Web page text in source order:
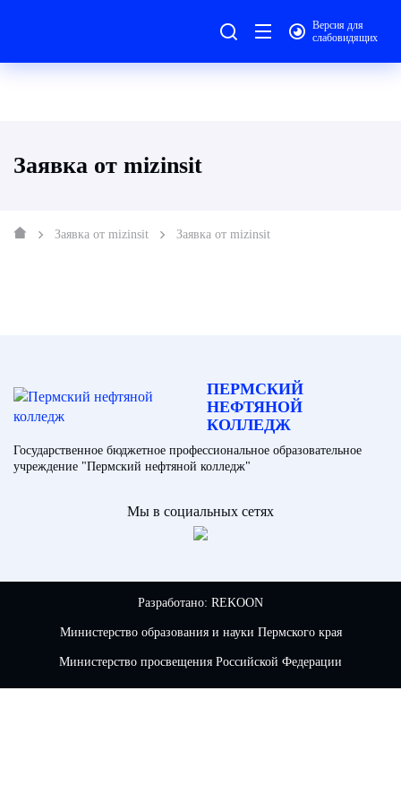
Версия для
слабовидящих
Заявка от mizinsit
Заявка от mizinsit Заявка от mizinsit
ПЕРМСКИЙ
НЕФТЯНОЙ
КОЛЛЕДЖ
Государственное бюджетное профессиональное образовательное
учреждение "Пермский нефтяной колледж"
Мы в социальных сетях
Разработано: REKOON
Министерство образования и науки Пермского края
Министерство просвещения Российской Федерации